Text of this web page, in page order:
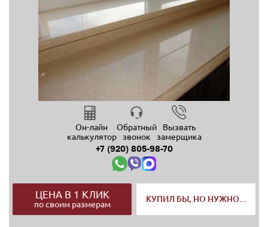
Он-лайн
калькулятор
Обратный
звонок
Вызвать
замерщика
+7 (920) 805-98-70
ЦЕНА В 1 КЛИК
по своим размерам
КУПИЛ БЫ, НО НУЖНО...